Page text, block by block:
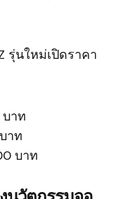
รุ่นใหม่เปิดราคา
บาท
าท
บาท